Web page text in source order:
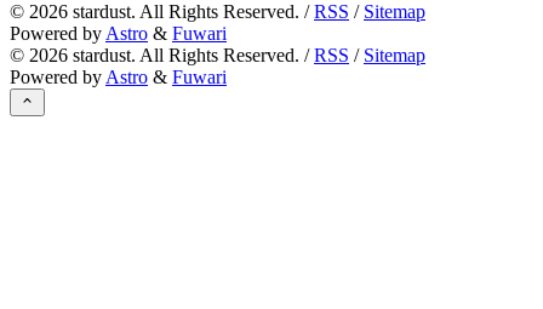
© 2026 stardust. All Rights Reserved. /RSS / Sitemap
Powered by Astro & Fuwari
© 2026 stardust. All Rights Reserved. /RSS / Sitemap
Powered by Astro & Fuwari